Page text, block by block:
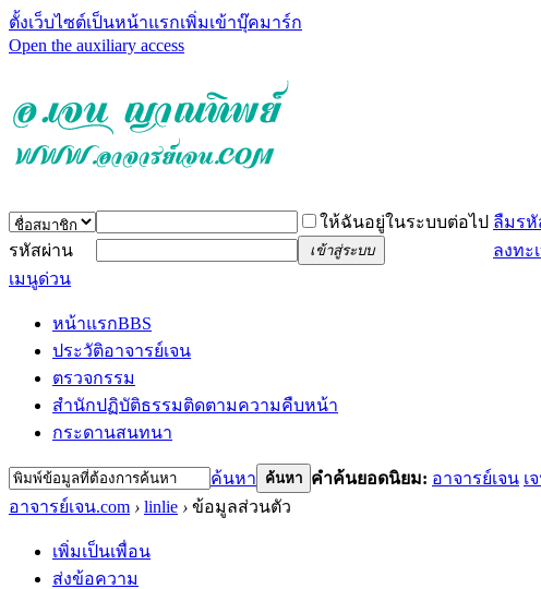
ตั้งเว็บไซต์เป็นหน้าแรกเพิ่มเข้าบุ๊คมาร์ก
Open the auxiliary access
ให้ฉันอยู่ในระบบต่อไป ลืมรหั
รหัสผ่าน
เข้าสู่ระบบ
ลงทะ
เมนูด่วน
หน้าแรกBBS
ประวัติอาจารย์เจน
ตรวจกรรม
สำนักปฏิบัติธรรมติดตามความคืบหน้า
กระดานสนทนา
ค้นหา ค้นหา คำค้นยอดนิยม: อาจารย์เจน เ
อาจารย์เจน.com › linlie › ข้อมูลส่วนตัว
เพิ่มเป็นเพื่อน
ส่งข้อความ